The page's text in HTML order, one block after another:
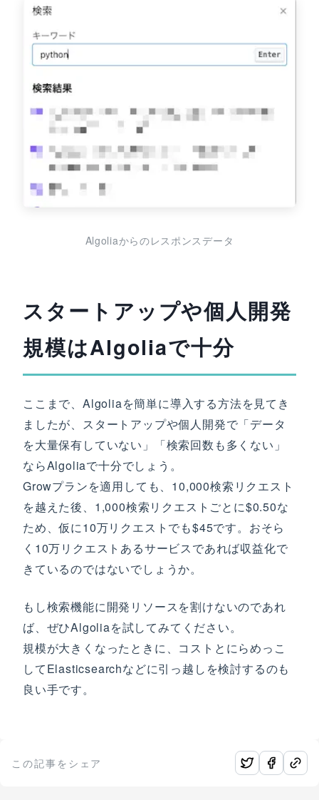
Algoliaからのレスポンスデータ
スタートアップや個人開発
規模はAlgoliaで十分
ここまで、Algoliaを簡単に導入する方法を見てき
ましたが、スタートアップや個人開発で「データ
を大量保有していない」「検索回数も多くない」
ならAlgoliaで十分でしょう。
Growプランを適用しても、10,000検索リクエスト
を越えた後、1,000検索リクエストごとに$0.50な
ため、仮に10万リクエストでも$45です。おそら
く10万リクエストあるサービスであれば収益化で
きているのではないでしょうか。
もし検索機能に開発リソースを割けないのであれ
ば、ぜひAlgoliaを試してみてください。
規模が大きくなったときに、コストとにらめっこ
してElasticsearchなどに引っ越しを検討するのも
良い手です。
この記事をシェア